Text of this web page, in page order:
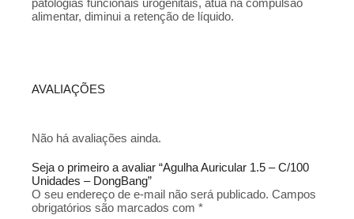
alimentar, diminui a retenção de líquido.
AVALIAÇÕES
Não há avaliações ainda.
Seja o primeiro a avaliar “Agulha Auricular 1.5 – C/100
Unidades – DongBang”
O seu endereço de e-mail não será publicado. Campos
obrigatórios são marcados com *